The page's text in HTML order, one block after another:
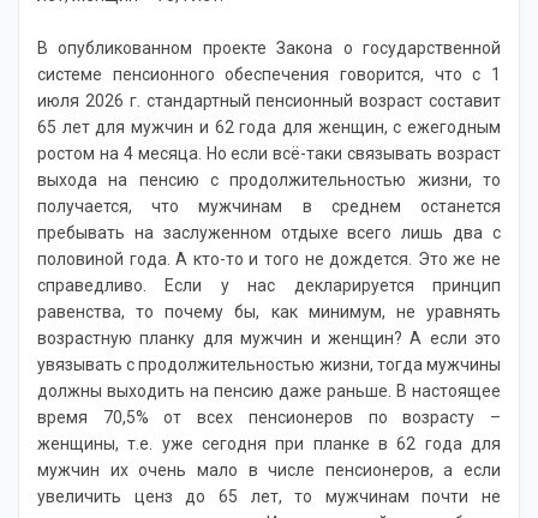
В опубликованном проекте Закона о государственной
системе пенсионного обеспечения говорится, что с 1
июля 2026 г. стандартный пенсионный возраст составит
65 лет для мужчин и 62 года для женщин, с ежегодным
ростом на 4 месяца. Но если всё-таки связывать возраст
выхода на пенсию с продолжительностью жизни, то
получается, что мужчинам в среднем останется
пребывать на заслуженном отдыхе всего лишь два с
половиной года. А кто-то и того не дождется. Это же не
справедливо. Если у нас декларируется принцип
равенства, то почему бы, как минимум, не уравнять
возрастную планку для мужчин и женщин? А если это
увязывать с продолжительностью жизни, тогда мужчины
должны выходить на пенсию даже раньше. В настоящее
время 70,5% от всех пенсионеров по возрасту –
женщины, т.е. уже сегодня при планке в 62 года для
мужчин их очень мало в числе пенсионеров, а если
увеличить ценз до 65 лет, то мужчинам почти не